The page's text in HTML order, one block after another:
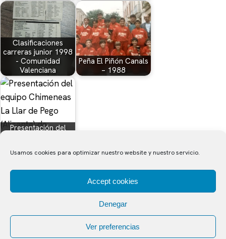
Usamos cookies para optimizar nuestro website y nuestro servicio.
Accept cookies
Denegar
Ver preferencias
Clasificaciones
carreras junior 1998
- Comunidad
Valenciana
Peña El Piñón Canals
– 1988
Presentación del
Nuestro ciclismo de siempre.
© 2026 Ciclopedia. Nuestro ciclismo de siempre.